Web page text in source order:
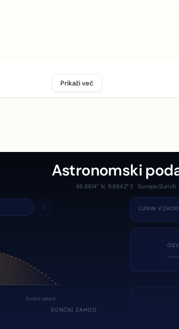
Prikaži več
Astronomski
46.8614° N, 9.8842° E · Europe/Zurich
Sončni zahod
SONČNI ZAHOD
LUNIN VZHOD